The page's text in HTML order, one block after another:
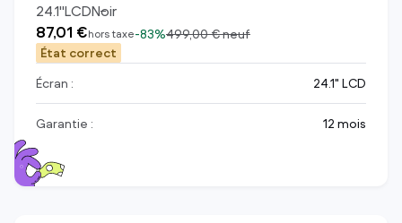
24.1"LCDNoir
87,01 €hors taxe-83%499,00 €neuf
État correct
Écran :
24.1" LCD
Garantie : 12 mois